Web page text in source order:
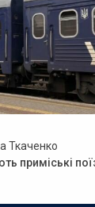
Ткаченко
приміські